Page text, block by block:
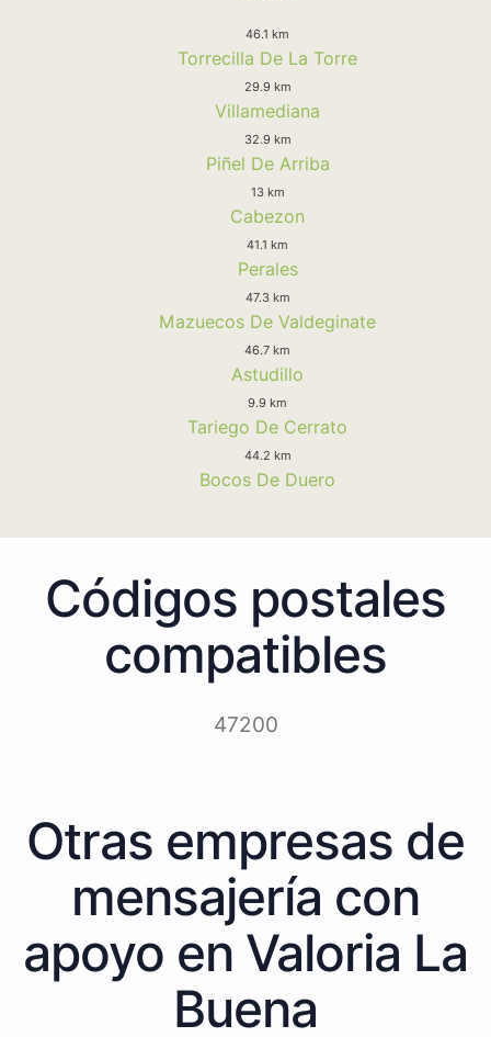
46.1 km
Torrecilla De La Torre
29.9 km
Villamediana
32.9 km
Piñel De Arriba
13 km
Cabezon
41.1 km
Perales
47.3 km
Mazuecos De Valdeginate
46.7 km
Astudillo
9.9 km
Tariego De Cerrato
44.2 km
Bocos De Duero
Códigos postales
compatibles
47200
Otras empresas de
mensajería con
apoyo en Valoria La
Buena